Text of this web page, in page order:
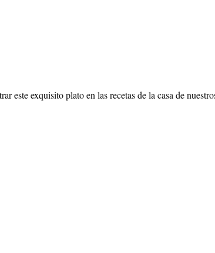
exquisito plato en las recetas de la casa de